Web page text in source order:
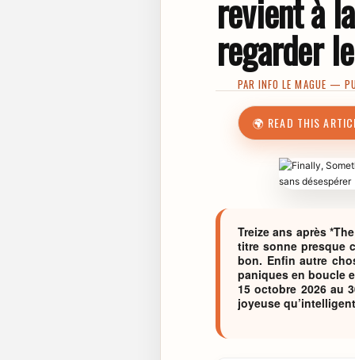
revient à
regarder
PARINFO LE MAGUE —
🌍 READ THIS
Treize ans après
titre sonne presque
bon. Enfin autre
paniques en boucle
15 octobre 2026 au
joyeuse